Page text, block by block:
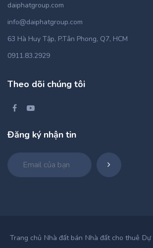
daiphatgroup.com
info@daiphatgroup.com
63 Hà Huy Tập, P.Tân Phong, Q7, HCM
0911.83.2929
Theo dõi chúng tôi
Đăng ký nhận tin
Trang chủ Nhà đất bán Nhà đất cho thuê Dự